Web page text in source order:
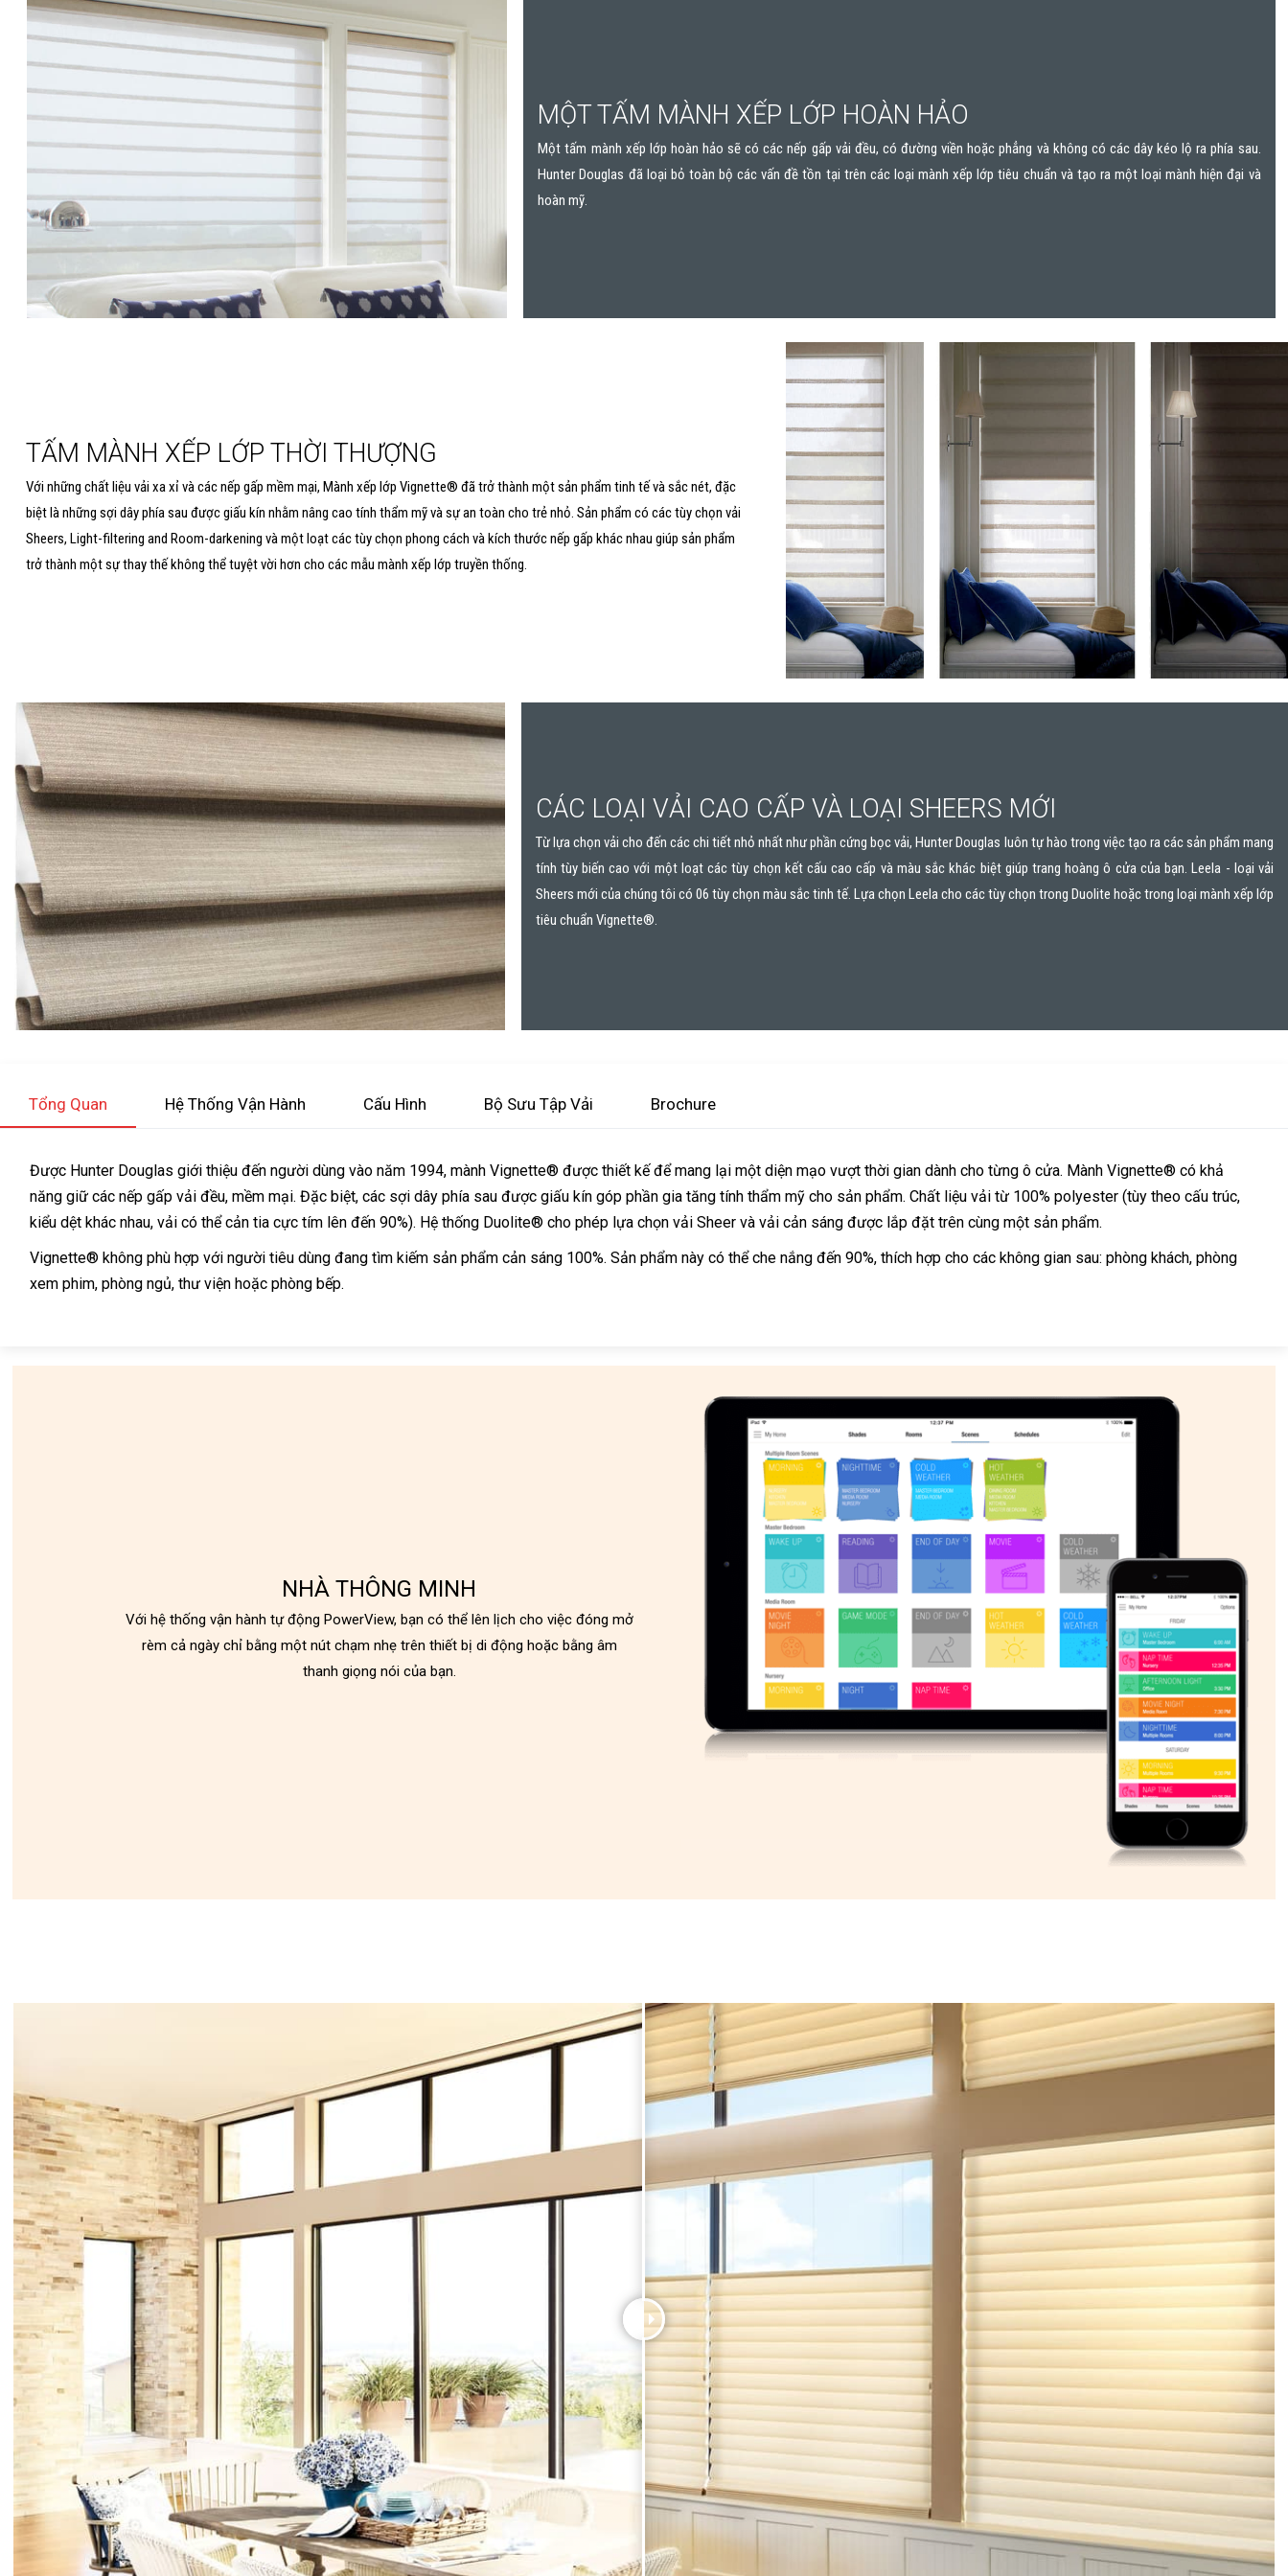
MỘT TẤM MÀNH XẾP LỚP HOÀN HẢO
Một tấm mành xếp lớp hoàn hảo sẽ có các nếp gấp vải đều, có đường viền hoặc phẳng và không có các dây kéo lộ ra phía sau.
Hunter Douglas đã loại bỏ toàn bộ các vấn đề tồn tại trên các loại mành xếp lớp tiêu chuẩn và tạo ra một loại mành hiện đại và
hoàn mỹ.
TẤM MÀNH XẾP LỚP THỜI THƯỢNG
Với những chất liệu vải xa xỉ và các nếp gấp mềm mại, Mành xếp lớp Vignette® đã trở thành một sản phẩm tinh tế và sắc nét, đặc
biệt là những sợi dây phía sau được giấu kín nhằm nâng cao tính thẩm mỹ và sự an toàn cho trẻ nhỏ. Sản phẩm có các tùy chọn vải
Sheers, Light-filtering and Room-darkening và một loạt các tùy chọn phong cách và kích thước nếp gấp khác nhau giúp sản phẩm
trở thành một sự thay thế không thể tuyệt vời hơn cho các mẫu mành xếp lớp truyền thống.
CÁC LOẠI VẢI CAO CẤP VÀ LOẠI SHEERS MỚI
Từ lựa chọn vải cho đến các chi tiết nhỏ nhất như phần cứng bọc vải, Hunter Douglas luôn tự hào trong việc tạo ra các sản phẩm mang
tính tùy biến cao với một loạt các tùy chọn kết cấu cao cấp và màu sắc khác biệt giúp trang hoàng ô cửa của bạn. Leela - loại vải
Sheers mới của chúng tôi có 06 tùy chọn màu sắc tinh tế. Lựa chọn Leela cho các tùy chọn trong Duolite hoặc trong loại mành xếp lớp
tiêu chuẩn Vignette®.
Tổng Quan Hệ Thống Vận Hành Cấu Hình Bộ Sưu Tập Vải Brochure
Được Hunter Douglas giới thiệu đến người dùng vào năm 1994, mành Vignette® được thiết kế để mang lại một diện mạo vượt thời gian dành cho từng ô cửa. Mành Vignette® có khả
năng giữ các nếp gấp vải đều, mềm mại. Đặc biệt, các sợi dây phía sau được giấu kín góp phần gia tăng tính thẩm mỹ cho sản phẩm. Chất liệu vải từ 100% polyester (tùy theo cấu trúc,
kiểu dệt khác nhau, vải có thể cản tia cực tím lên đến 90%). Hệ thống Duolite® cho phép lựa chọn vải Sheer và vải cản sáng được lắp đặt trên cùng một sản phẩm.
Vignette® không phù hợp với người tiêu dùng đang tìm kiếm sản phẩm cản sáng 100%. Sản phẩm này có thể che nắng đến 90%, thích hợp cho các không gian sau: phòng khách, phòng
xem phim, phòng ngủ, thư viện hoặc phòng bếp.
NHÀ THÔNG MINH
Với hệ thống vận hành tự động PowerView, bạn có thể lên lịch cho việc đóng mở
rèm cả ngày chỉ bằng một nút chạm nhẹ trên thiết bị di động hoặc bằng âm
thanh giọng nói của bạn.